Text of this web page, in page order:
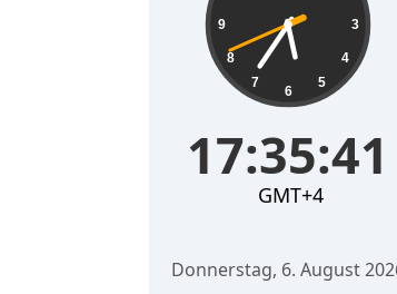
3
4
5
6
7
8
9
17:35:42
GMT+4
Donnerstag, 6. August